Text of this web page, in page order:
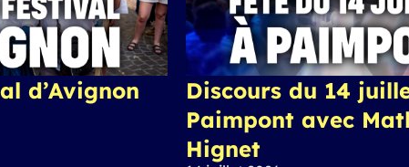
d’Avignon
Discours du 14
Paimpont avec
Hignet